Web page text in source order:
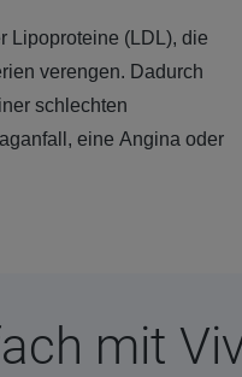
Lipoproteine (LDL), die
verengen. Dadurch
schlechten
eine Angina oder
mit